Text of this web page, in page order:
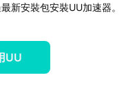
新安裝包安裝UU加速器。
UU